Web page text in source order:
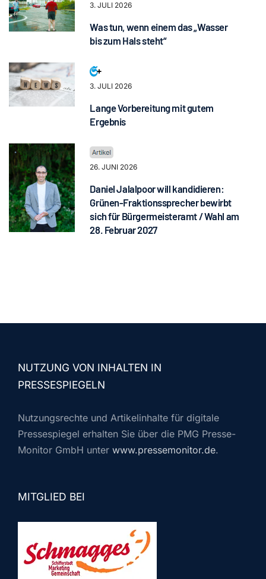
3. JULI 2026
Was tun, wenn einem das „Wasser
bis zum Hals steht“
3. JULI 2026
Lange Vorbereitung mit gutem
Ergebnis
26. JUNI 2026
Daniel Jalalpoor will kandidieren:
Grünen-Fraktionssprecher bewirbt
sich für Bürgermeisteramt / Wahl am
28. Februar 2027
NUTZUNG VON INHALTEN IN
PRESSESPIEGELN
Nutzungsrechte und Artikelinhalte für digitale
Pressespiegel erhalten Sie über die PMG Presse-
Monitor GmbH unter www.pressemonitor.de.
MITGLIED BEI